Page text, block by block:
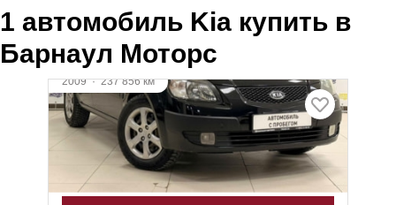
1 автомобиль Kia купить в
Барнаул Моторс
2009·237 856 км
Kia Rio
1.4 л (97 л.с.), АКПП, бензин, передний
638 000 ₽